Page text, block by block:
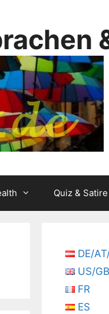
Quiz & Satire
DE/
US/GB
FR
ES